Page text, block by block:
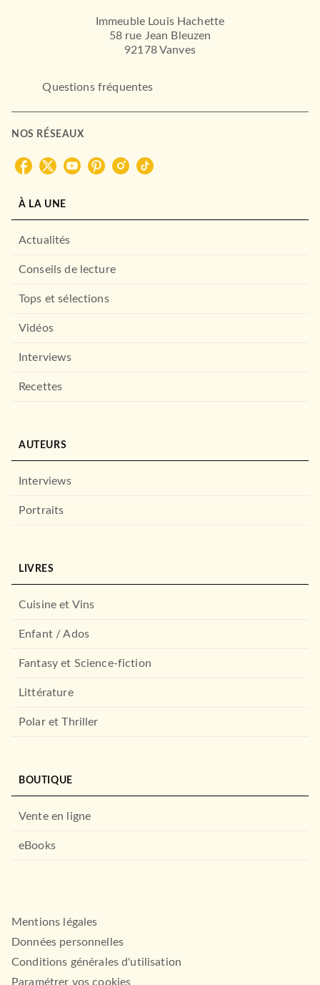
Immeuble Louis Hachette
58 rue Jean Bleuzen
92178 Vanves
Questions fréquentes
NOS RÉSEAUX
À LA UNE
Actualités
Conseils de lecture
Tops et sélections
Vidéos
Interviews
Recettes
AUTEURS
Interviews
Portraits
LIVRES
Cuisine et Vins
Enfant / Ados
Fantasy et Science-fiction
Littérature
Polar et Thriller
BOUTIQUE
Vente en ligne
eBooks
Mentions légales
Données personnelles
Conditions générales d'utilisation
Paramétrer vos cookies